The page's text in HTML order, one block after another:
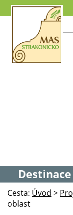
Cesta: Úvod >
oblast